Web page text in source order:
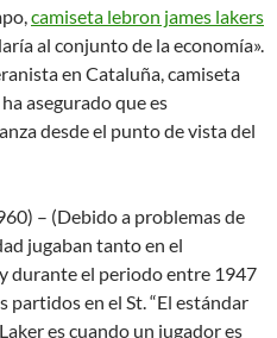
camiseta lebron james lakers
al conjunto de la economía».
en Cataluña, camiseta
asegurado que es
desde el punto de vista del
– (Debido a problemas de
jugaban tanto en el
durante el periodo entre 1947
partidos en el St. “El estándar
es cuando un jugador es